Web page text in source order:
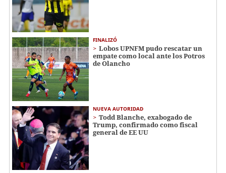
FINALIZÓ
Lobos UPNFM pudo rescatar un
empate como local ante los Potros
de Olancho
NUEVA AUTORIDAD
Todd Blanche, exabogado de
Trump, confirmado como fiscal
general de EE UU